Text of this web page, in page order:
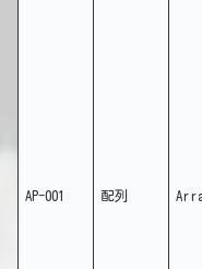
AP-001 配列